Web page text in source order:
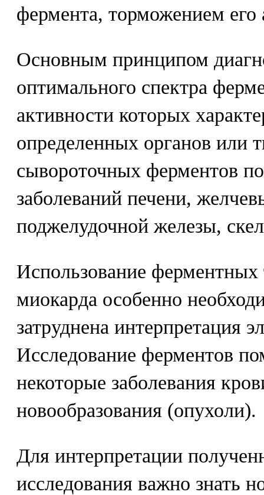
фермента, торможением его
Основным принципом
оптимального спектра
активности которых
определенных органов или
сывороточных ферментов
заболеваний печени,
поджелудочной железы,
Использование ферментных
миокарда особенно
затруднена интерпретация
Исследование ферментов
некоторые заболевания
новообразования (опухоли).
Для интерпретации
исследования важно знать